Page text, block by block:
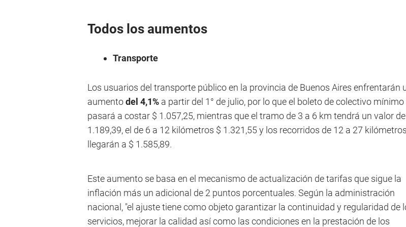
Todos los aumentos
Transporte
Los usuarios del transporte público en la provincia de Buenos Aires enfrentarán
aumentodel 4,1% a partir del 1° de julio, por lo que el boleto de colectivo mínimo
pasará a costar $ 1.057,25, mientras que el tramo de 3 a 6 km tendrá un valor
1.189,39, el de 6 a 12 kilómetros $ 1.321,55 y los recorridos de 12 a 27 kilómetros
llegarán a $ 1.585,89.
Este aumento se basa en el mecanismo de actualización de tarifas que sigue la
inflación más un adicional de 2 puntos porcentuales. Según la administración
nacional, "el ajuste tiene como objeto garantizar la continuidad y regularidad de
servicios, mejorar la calidad así como las condiciones en la prestación de los